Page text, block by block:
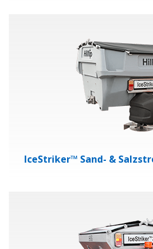
IceStriker™ Sand- &